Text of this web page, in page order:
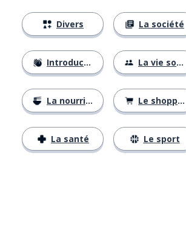
Divers
Introductions
La nourriture
La santé
La société
La vie sociale
Le shopping
Le sport